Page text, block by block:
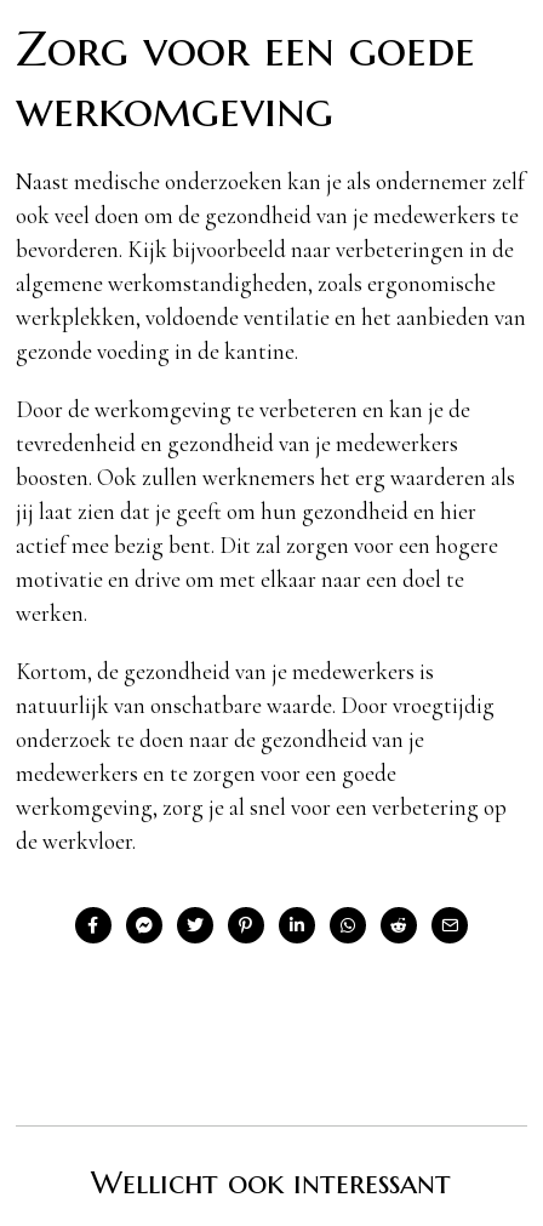
Zorg voor een goede
werkomgeving
Naast medische onderzoeken kan je als ondernemer zelf
ook veel doen om de gezondheid van je medewerkers te
bevorderen. Kijk bijvoorbeeld naar verbeteringen in de
algemene werkomstandigheden, zoals ergonomische
werkplekken, voldoende ventilatie en het aanbieden van
gezonde voeding in de kantine.
Door de werkomgeving te verbeteren en kan je de
tevredenheid en gezondheid van je medewerkers
boosten. Ook zullen werknemers het erg waarderen als
jij laat zien dat je geeft om hun gezondheid en hier
actief mee bezig bent. Dit zal zorgen voor een hogere
motivatie en drive om met elkaar naar een doel te
werken.
Kortom, de gezondheid van je medewerkers is
natuurlijk van onschatbare waarde. Door vroegtijdig
onderzoek te doen naar de gezondheid van je
medewerkers en te zorgen voor een goede
werkomgeving, zorg je al snel voor een verbetering op
de werkvloer.
Wellicht ook interessant